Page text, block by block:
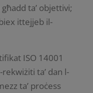
ta’ objettivi;
ittejjeb il-
ISO 14001
ta’ dan l-
ta’ proċess